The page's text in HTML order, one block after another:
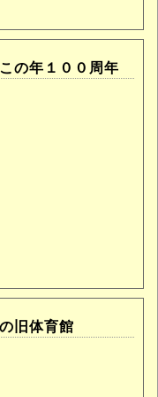
の年１００周年
旧体育館